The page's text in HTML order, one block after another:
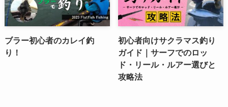
ブラー初心者のカレイ釣
り！
初心者向けサクラマス釣り
ガイド｜サーフでのロッ
ド・リール・ルアー選びと
攻略法